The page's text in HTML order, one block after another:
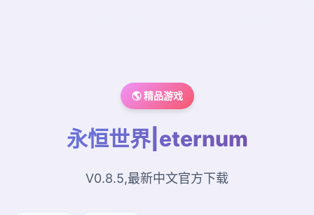
🌎 精品游戏
永恒世界|eternum
V0.8.5,最新中文官方下载